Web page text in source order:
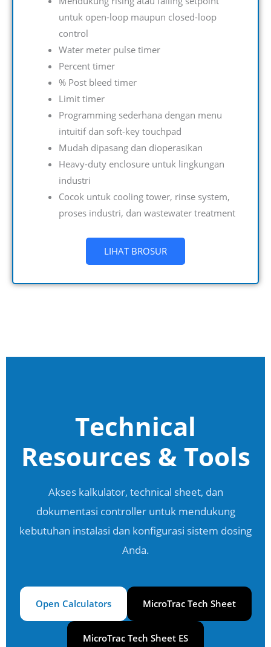
untuk open-loop maupun closed-loop
control
Water meter pulse timer
Percent timer
% Post bleed timer
Limit timer
Programming sederhana dengan menu
intuitif dan soft-key touchpad
Mudah dipasang dan dioperasikan
Heavy-duty enclosure untuk lingkungan
industri
Cocok untuk cooling tower, rinse system,
proses industri, dan wastewater treatment
LIHAT BROSUR
Technical
Resources & Tools
Akses kalkulator, technical sheet, dan
dokumentasi controller untuk mendukung
kebutuhan instalasi dan konfigurasi sistem dosing
Anda.
Open Calculators MicroTrac Tech Sheet
MicroTrac Tech Sheet ES